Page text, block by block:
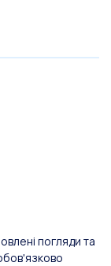
погляди та